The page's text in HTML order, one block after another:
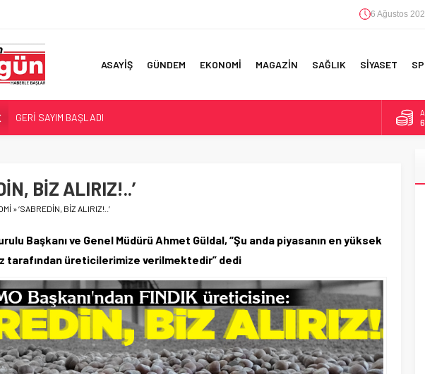
6 Ağustos
ASAYİŞ GÜNDEM EKONOMİ MAGAZİN SAĞLIK SİYASET
GERİ SAYIM BAŞLADI
SAMSUNSPOR’DA HEDEF 5’İNCİLİK!
İŞTE FINDIK FİYATI!
YÖNETİCİ SEÇERKEN YAPILAN EN BÜYÜK HATALAR
BİZ ALIRIZ!..’
»‘SABREDİN, BİZ ALIRIZ!..’
Başkanı ve Genel Müdürü Ahmet Güldal, “Şu anda piyasanın en yüksek
tarafından üreticilerimize verilmektedir” dedi